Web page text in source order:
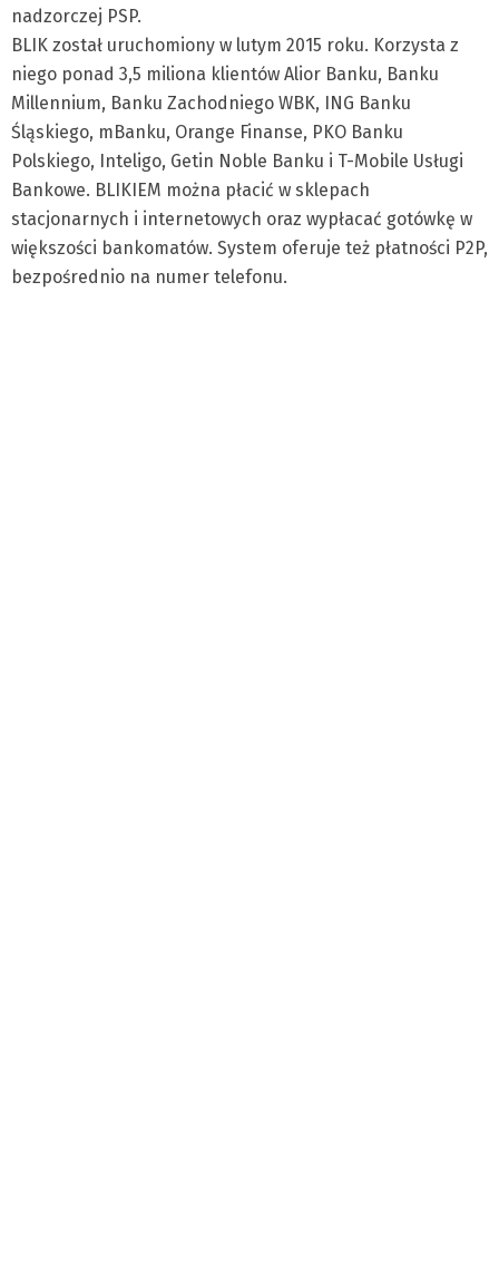
nadzorczej PSP.
BLIK został uruchomiony w lutym 2015 roku. Korzysta z
niego ponad 3,5 miliona klientów Alior Banku, Banku
Millennium, Banku Zachodniego WBK, ING Banku
Śląskiego, mBanku, Orange Finanse, PKO Banku
Polskiego, Inteligo, Getin Noble Banku i T-Mobile Usługi
Bankowe. BLIKIEM można płacić w sklepach
stacjonarnych i internetowych oraz wypłacać gotówkę w
większości bankomatów. System oferuje też płatności P2P,
bezpośrednio na numer telefonu.